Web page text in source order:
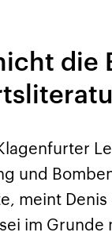
und
gehören die
Staaten zu
der Erde, mit
Einfluss auf das
Weltgeschehen.
und
meint
im